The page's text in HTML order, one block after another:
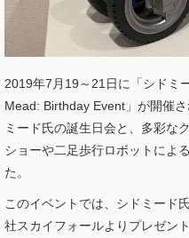
2019年7月19～21日に「シドミ
Mead: Birthday Event」が開催
ミード氏の誕生日会と、多彩な
ショーや二足歩行ロボットによ
た。
このイベントでは、シドミード
社スカイフォールよりプレゼン